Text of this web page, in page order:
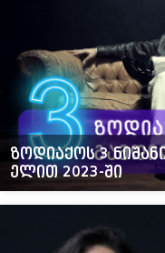
ზოდიაქოს 3
ელით 2023-ში